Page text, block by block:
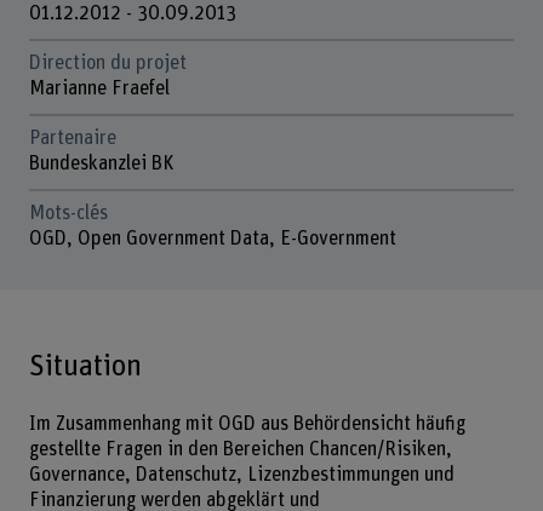
01.12.2012 - 30.09.2013
Direction du projet
Marianne Fraefel
Partenaire
Bundeskanzlei BK
Mots-clés
OGD, Open Government Data, E-Government
Situation
Im Zusammenhang mit OGD aus Behördensicht häufig
gestellte Fragen in den Bereichen Chancen/Risiken,
Governance, Datenschutz, Lizenzbestimmungen und
Finanzierung werden abgeklärt und